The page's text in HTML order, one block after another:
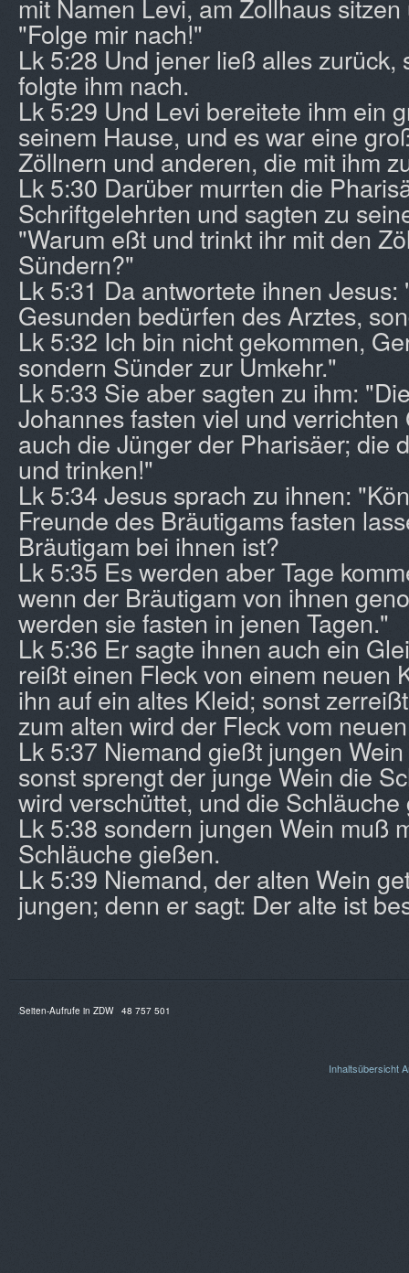
mit Namen Levi, am Zollhaus
"Folge mir nach!"
Lk 5:28 Und jener ließ alles zurück,
folgte ihm nach.
Lk 5:29 Und Levi bereitete ihm ein
seinem Hause, und es war eine
Zöllnern und anderen, die mit ihm
Lk 5:30 Darüber murrten die
Schriftgelehrten und sagten zu
"Warum eßt und trinkt ihr mit den
Sündern?"
Lk 5:31 Da antwortete ihnen Jesus:
Gesunden bedürfen des Arztes,
Lk 5:32 Ich bin nicht gekommen,
sondern Sünder zur Umkehr."
Lk 5:33 Sie aber sagten zu ihm:
Johannes fasten viel und
auch die Jünger der Pharisäer; die
und trinken!"
Lk 5:34 Jesus sprach zu ihnen:
Freunde des Bräutigams fasten
Bräutigam bei ihnen ist?
Lk 5:35 Es werden aber Tage
wenn der Bräutigam von ihnen
werden sie fasten in jenen Tagen."
Lk 5:36 Er sagte ihnen auch ein
reißt einen Fleck von einem neuen
ihn auf ein altes Kleid; sonst
zum alten wird der Fleck vom
Lk 5:37 Niemand gießt jungen
sonst sprengt der junge Wein die
wird verschüttet, und die
Lk 5:38 sondern jungen Wein muß
Schläuche gießen.
Lk 5:39 Niemand, der alten Wein
jungen; denn er sagt: Der alte ist
Seiten-Aufrufe in ZDW 48 757 501
Inhaltsübersicht